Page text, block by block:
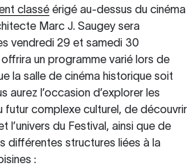
classé érigé au-dessus du cinéma
Marc J. Saugey sera
vendredi 29 et samedi 30
un programme varié lors de
la salle de cinéma historique soit
aurez l’occasion d’explorer les
complexe culturel, de découvrir
l’univers du Festival, ainsi que de
différentes structures liées à la
: